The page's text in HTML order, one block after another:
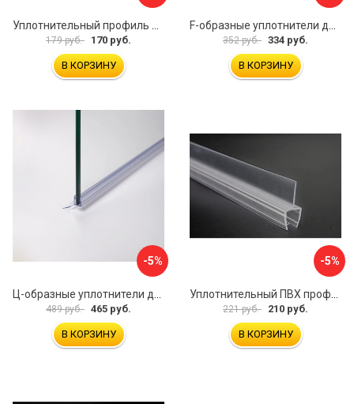
179 руб. 170 руб.
В КОРЗИНУ
352 руб. 334 руб.
В КОРЗИНУ
-5%
Ц-образные уплотнители для душевой кабины IDDIS 965S8003DZ
489 руб. 465 руб.
В КОРЗИНУ
-5%
Уплотнительный ПВХ профиль для стекла 8 мм SERVICE PLUS PVH04-908KW8
221 руб. 210 руб.
В КОРЗИНУ